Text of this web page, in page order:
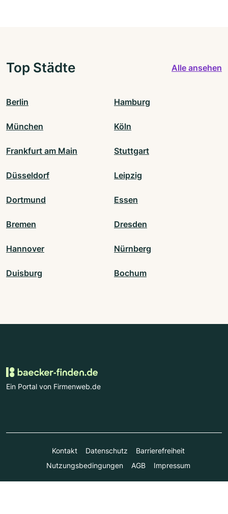
Top Städte Alle ansehen
Berlin Hamburg
München Köln
Frankfurt am Main Stuttgart
Düsseldorf Leipzig
Dortmund Essen
Bremen Dresden
Hannover Nürnberg
Duisburg Bochum
Ein Portal von Firmenweb.de
Kontakt Datenschutz
Barrierefreiheit
Nutzungsbedingungen
AGB Impressum